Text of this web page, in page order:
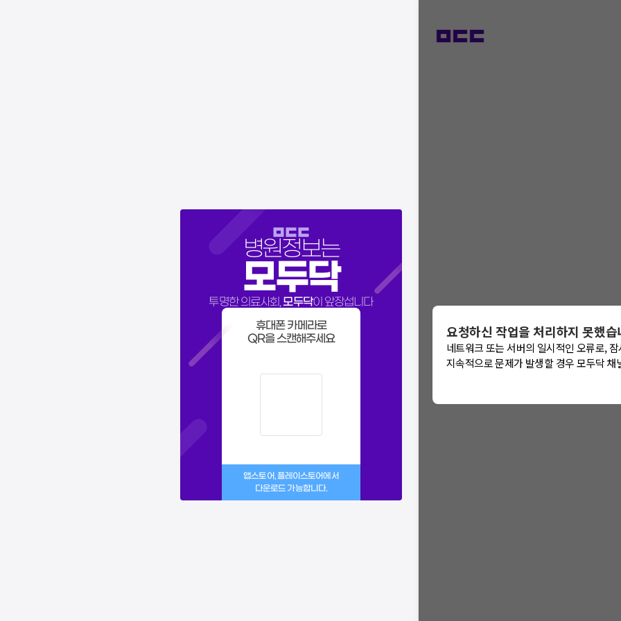
병원정보는
모두닥
투명한 의료사회,모두닥이 앞장섭니다
휴대폰 카메라로
QR을 스캔해주세요
앱스토어, 플레이스토어에서
다운로드 가능합니다.
: 에러가 발생했습
문제가 지속적으로 발생할 경
을 통해 문의해주세
요청하신 작업을 처리하지 못했습
네트워크 또는 서버의 일시적인 오류로,
지속적으로 문제가 발생할 경우 모두닥 채